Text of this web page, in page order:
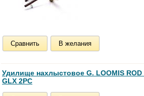
Сравнить В желания
Удилище нахлыстовое G. LOOMIS ROD
GLX 2PC